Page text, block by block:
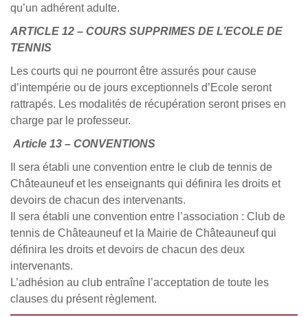
qu’un adhérent adulte.
ARTICLE 12 – COURS SUPPRIMES DE L’ECOLE DE
TENNIS
Les courts qui ne pourront être assurés pour cause
d’intempérie ou de jours exceptionnels d’Ecole seront
rattrapés. Les modalités de récupération seront prises en
charge par le professeur.
Article 13 – CONVENTIONS
Il sera établi une convention entre le club de tennis de
Châteauneuf et les enseignants qui définira les droits et
devoirs de chacun des intervenants.
Il sera établi une convention entre l’association : Club de
tennis de Châteauneuf et la Mairie de Châteauneuf qui
définira les droits et devoirs de chacun des deux
intervenants.
L’adhésion au club entraîne l’acceptation de toute les
clauses du présent règlement.